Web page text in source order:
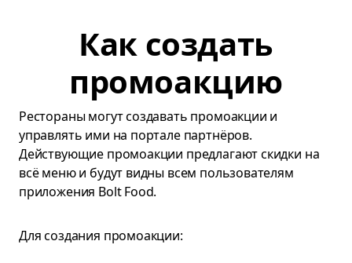
Как создать
промоакцию
Рестораны могут создавать промоакции и
управлять ими на портале партнёров.
Действующие промоакции предлагают скидки на
всё меню и будут видны всем пользователям
приложения Bolt Food.
Для создания промоакции: